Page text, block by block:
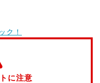
ク！
に注意